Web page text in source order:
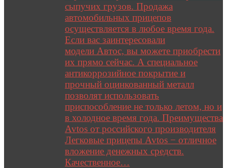
сыпучих грузов. Продажа
автомобильных прицепов
осуществляется в любое время года.
Если вас заинтересовали
модели Автос, вы можете приобрести
их прямо сейчас. А специальное
антикоррозийное покрытие и
прочный оцинкованный металл
позволят использовать
приспособление не только летом, но и
в холодное время года. Преимущества
Avtos от российского производителя
Легковые прицепы Avtos − отличное
вложение денежных средств.
Качественное…